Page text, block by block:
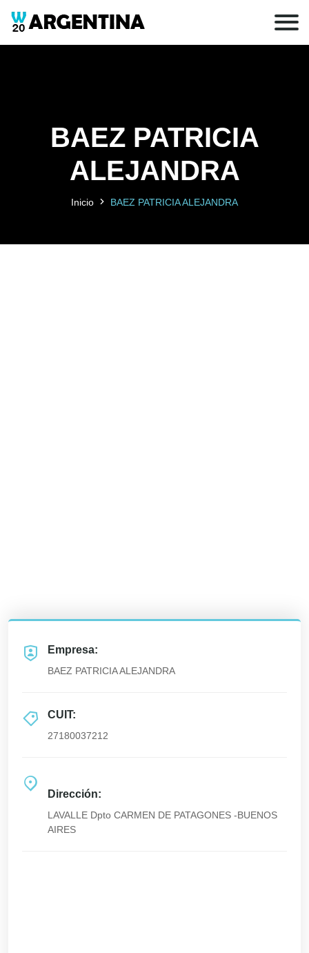
BAEZ PATRICIA
ALEJANDRA
Inicio BAEZ PATRICIA ALEJANDRA
Empresa:
BAEZ PATRICIA ALEJANDRA
CUIT:
27180037212
Dirección:
LAVALLE Dpto CARMEN DE PATAGONES -BUENOS
AIRES